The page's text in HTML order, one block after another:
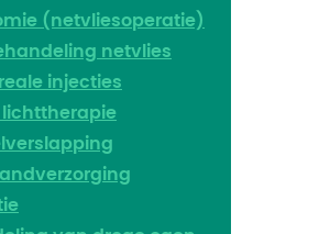
(netvliesoperatie)
netvlies
injecties